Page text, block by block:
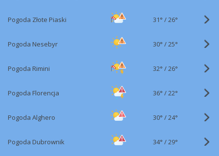
Pogoda Złote Piaski 31° /26°
Pogoda Nesebyr 30° /25°
Pogoda Rimini 32° /26°
Pogoda Florencja 36° /22°
Pogoda Alghero 30° /24°
Pogoda Dubrownik 34° /29°